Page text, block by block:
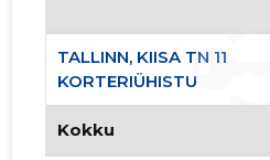
TALLINN, KIISA TN 11
KORTERIÜHISTU
Kokku